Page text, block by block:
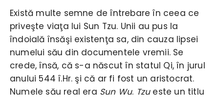
Există multe semne de întrebare în ceea ce
priveşte viaţa lui Sun Tzu. Unii au pus la
îndoială însăşi existenţa sa, din cauza lipsei
numelui său din documentele vremii. Se
crede, însă, că s-a născut în statul Qi, în jurul
anului 544 î.Hr. şi că ar fi fost un aristocrat.
Numele său real era Sun Wu. Tzueste un titlu